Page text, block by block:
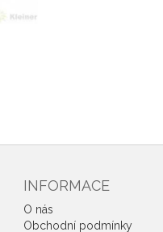
INFORMACE
O nás
Obchodní podmínky